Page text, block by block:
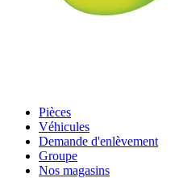
Pièces
Véhicules
Demande d'enlèvement
Groupe
Nos magasins